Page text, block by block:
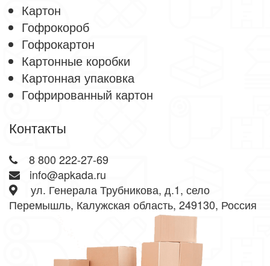
Картон
Гофрокороб
Гофрокартон
Картонные коробки
Картонная упаковка
Гофрированный картон
Контакты
8 800 222-27-69
info@apkada.ru
ул. Генерала Трубникова, д.1, село
Перемышль, Калужская область, 249130, Россия